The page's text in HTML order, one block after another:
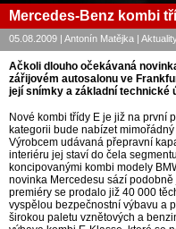
Mercedes-Benz kombi
05.08.2009 | Antonín Matějka |
Ačkoli dlouho očekávaná
zářijovém autosalonu ve
její snímky a základní technické
Nové kombi třídy E je již na první
kategorii bude nabízet
Výrobcem udávaná přepravní
interiéru jej staví do čela
koncipovanými kombi modely
novinka Mercedesu sází
premiéry se prodalo již 40 000
vyspělou bezpečnostní výbavu a
širokou paletu vznětových a